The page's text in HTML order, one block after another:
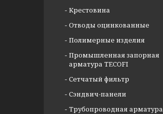
Крестовина
Отводы оцинкованные
Полимерные изделия
Промышленная запорная
арматура TECOFI
Сетчатый фильтр
Сэндвич-панели
Трубопроводная арматура